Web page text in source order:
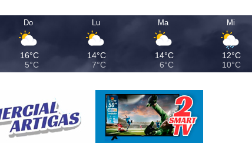
Do
16°C
5°C
Lu
14°C
7°C
Ma
14°C
6°C
Mi
12°C
10°C